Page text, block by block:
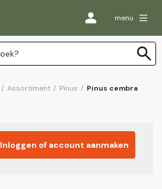
menu
/ Assortiment / Pinus / Pinus cembra
Inloggen of account aanmaken